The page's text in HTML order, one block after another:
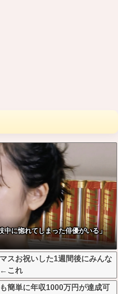
中に惚れてしまった俳優がいる」
スお祝いした1週間後にみんな
←これ
簡単に年収1000万円が達成可